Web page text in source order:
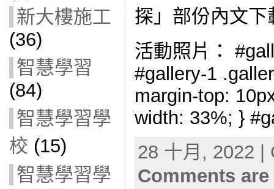
新大樓施工
(36)
智慧學習
(84)
智慧學習學
校 (15)
智慧學習學
探」部份內文
活動照片：
#gallery-1
margin-top:
width: 33%; }
28 十月, 2022
Comments